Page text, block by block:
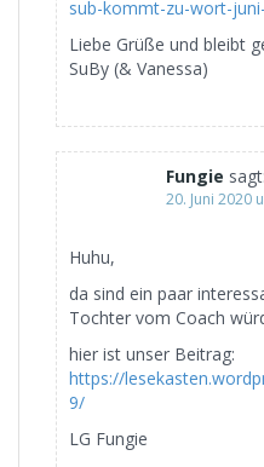
sub-kommt-zu-wort-
Liebe Grüße und bleibt
SuBy (& Vanessa)
Fungie sagt:
20. Juni 2020
Huhu,
da sind ein paar
Tochter vom Coach
hier ist unser Beitrag:
https://
9/
LG Fungie